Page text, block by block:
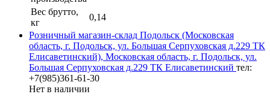
Вес брутто,
кг
0,14
Розничный магазин-склад Подольск (Московская
область, г. Подольск, ул. Большая Серпуховская д.229 ТК
Елисаветинский), Московская область, г. Подольск, ул.
Большая Серпуховская д.229 ТК Елисаветинский тел:
+7(985)361-61-30
Нет в наличии